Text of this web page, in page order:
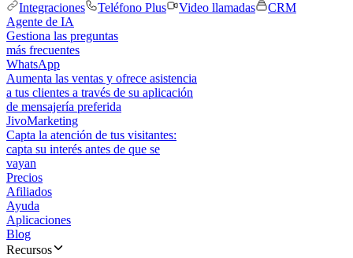
Integraciones
Teléfono Plus Video llamadas
CRM
Agente de IA
Gestiona las preguntas
más frecuentes
WhatsApp
Aumenta las ventas y ofrece asistencia
a tus clientes a través de su aplicación
de mensajería preferida
JivoMarketing
Capta la atención de tus visitantes:
capta su interés antes de que se
vayan
Precios
Afiliados
Ayuda
Aplicaciones
Blog
Recursos